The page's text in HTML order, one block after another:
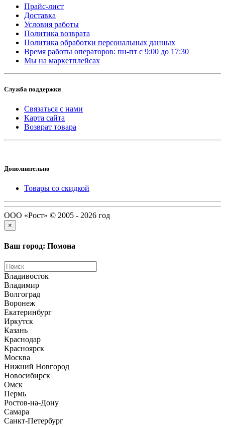
Прайс-лист
Доставка
Условия работы
Политика возврата
Политика обработки персональных данных
Время работы операторов: пн-пт с 9:00 до 17:30
Мы на маркетплейсах
Служба поддержки
Связаться с нами
Карта сайта
Возврат товара
Дополнительно
Товары со скидкой
ООО «Рост» © 2005 - 2026 год
×
Ваш город: Помона
Владивосток
Владимир
Волгоград
Воронеж
Екатеринбург
Иркутск
Казань
Краснодар
Красноярск
Москва
Нижний Новгород
Новосибирск
Омск
Пермь
Ростов-на-Дону
Самара
Санкт-Петербург